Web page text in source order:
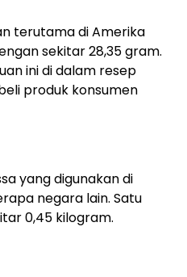
terutama di Amerika
sekitar 28,35 gram.
ini di dalam resep
produk konsumen
yang digunakan di
negara lain. Satu
0,45 kilogram.